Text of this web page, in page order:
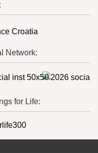
Network:
for Life: